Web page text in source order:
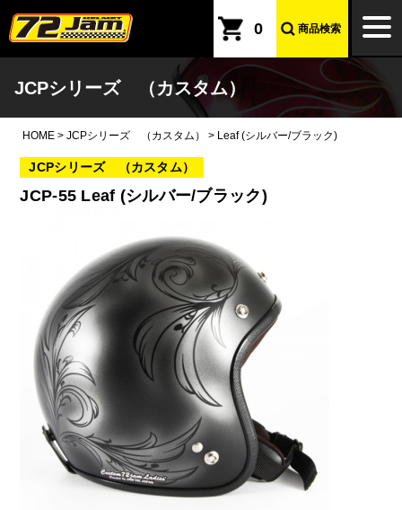
本文へ
0 商品検索
JCPシリーズ （カスタム）
HOME > JCPシリーズ （カスタム） > Leaf (シルバー/ブラック)
JCPシリーズ （カスタム）
JCP-55 Leaf (シルバー/ブラック)